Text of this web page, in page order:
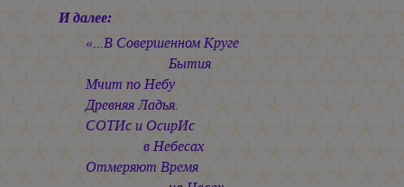
И далее:
«...В Совершенном Круге
Бытия
Мчит по Небу
Древняя Ладья.
СОТИс и ОсирИс
в Небесах
Отмеряют Время